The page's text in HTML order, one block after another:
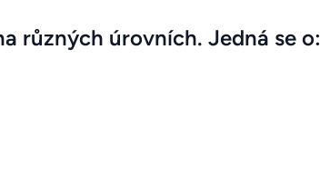
různých úrovních. Jedná se o: